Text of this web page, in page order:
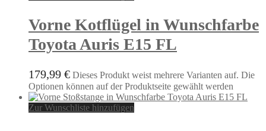
Vorne Kotflügel in Wunschfarbe
Toyota Auris E15 FL
179,99 € Dieses Produkt weist mehrere Varianten auf. Die
Optionen können auf der Produktseite gewählt werden
Zur Wunschliste hinzufügen